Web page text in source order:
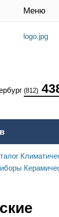
Меню
(812)